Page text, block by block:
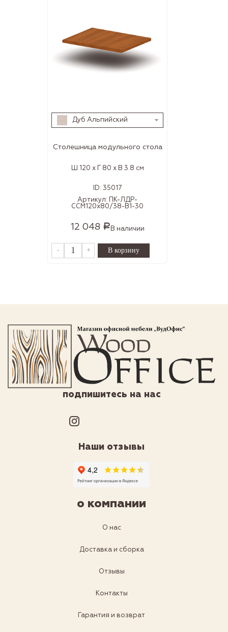
Дуб Альпийский
Столешница модульного стола
Ш 120 x Г 80 x В 3.8 см
ID: 35017
Артикул: ПК-ЛДР-
ССМ120х80/38-В1-30
12 048 РВ наличии
- +
подпишитесь на нас
Наши отзывы
о компании
О нас
Доставка и сборка
Отзывы
Контакты
Гарантия и возврат